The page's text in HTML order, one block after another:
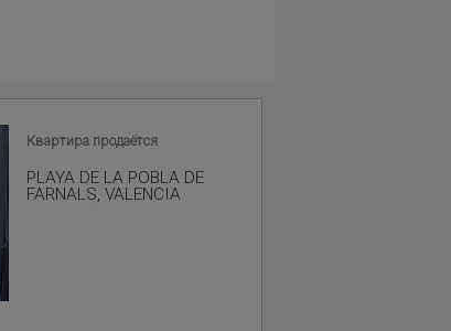
PLAYA DE LA POBLA DE
FARNALS, VALENCIA
Квартира продаётся